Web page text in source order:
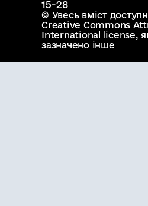
15-28
© Увесь вміст
Creative Commons
International license,
зазначено інше